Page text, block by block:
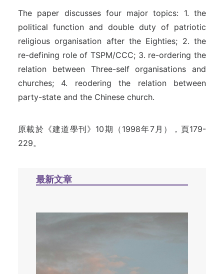
The paper discusses four major topics: 1. the
political function and double duty of patriotic
religious organisation after the Eighties; 2. the
re-defining role of TSPM/CCC; 3. re-ordering the
relation between Three-self organisations and
churches; 4. reodering the relation between
party-state and the Chinese church.
原載於《建道學刊》10期（1998年7月），頁179-
229。
最新文章